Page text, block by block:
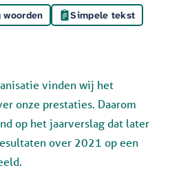
woorden Simpele tekst
vinden wij het
onze prestaties. Daarom
op het jaarverslag dat later
over 2021 op een